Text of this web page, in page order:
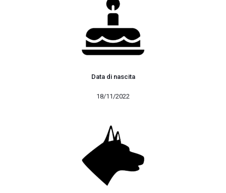
Data di nascita
18/11/2022